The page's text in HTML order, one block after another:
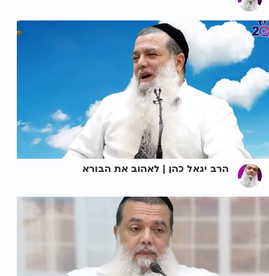
הרב יגאל כהן | לאהוב את הבורא